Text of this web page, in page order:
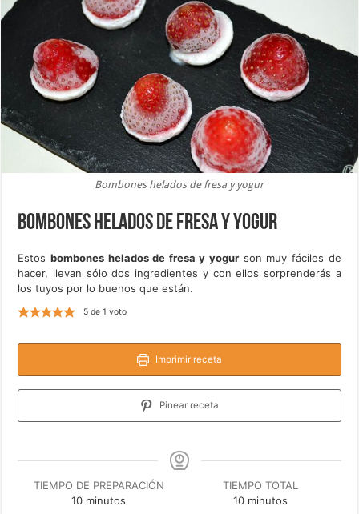
Bombones helados de fresa y yogur
Bombones helados de fresa y yogur
Estos bombones helados de fresa y yogur son muy fáciles de
hacer, llevan sólo dos ingredientes y con ellos sorprenderás a
los tuyos por lo buenos que están.
5de 1 voto
Imprimir receta
Pinear receta
TIEMPO DE PREPARACIÓN
10minutos
minutos
TIEMPO TOTAL
10minutos
minutos